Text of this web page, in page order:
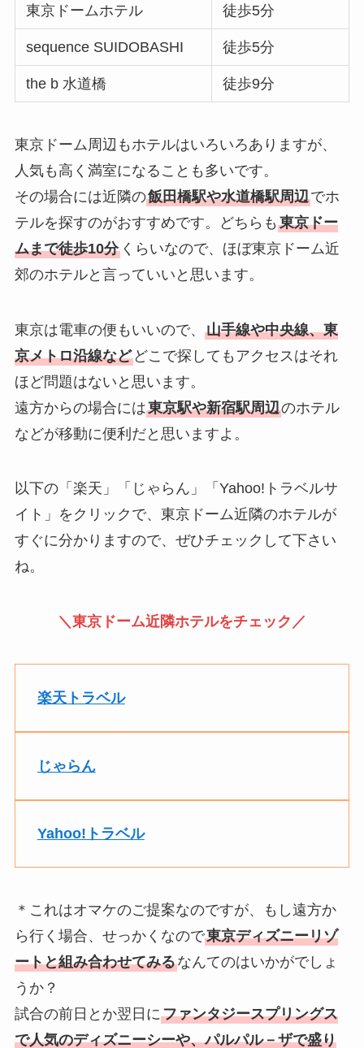
東京ドームホテル 徒歩5分
sequence SUIDOBASHI 徒歩5分
the b 水道橋 徒歩9分
東京ドーム周辺もホテルはいろいろありますが、
人気も高く満室になることも多いです。
その場合には近隣の飯田橋駅や水道橋駅周辺でホ
テルを探すのがおすすめです。どちらも 東京ドー
ムまで徒歩10分くらいなので、ほぼ東京ドーム近
郊のホテルと言っていいと思います。
東京は電車の便もいいので、 山手線や中央線、東
京メトロ沿線などどこで探してもアクセスはそれ
ほど問題はないと思います。
遠方からの場合には東京駅や新宿駅周辺のホテル
などが移動に便利だと思いますよ。
以下の「楽天」「じゃらん」「Yahoo!トラベルサ
イト」をクリックで、東京ドーム近隣のホテルが
すぐに分かりますので、ぜひチェックして下さい
ね。
＼東京ドーム近隣ホテルをチェック／
楽天トラベル
じゃらん
Yahoo!トラベル
＊これはオマケのご提案なのですが、もし遠方か
ら行く場合、せっかくなので東京ディズニーリゾ
ートと組み合わせてみるなんてのはいかがでしょ
うか？
試合の前日とか翌日にファンタジースプリングス
で人気のディズニーシーや、パルパル－ザで盛り